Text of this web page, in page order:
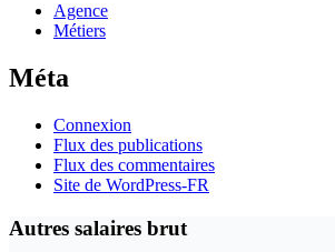
Agence
Métiers
Méta
Connexion
Flux des publications
Flux des commentaires
Site de WordPress-FR
Autres salaires brut